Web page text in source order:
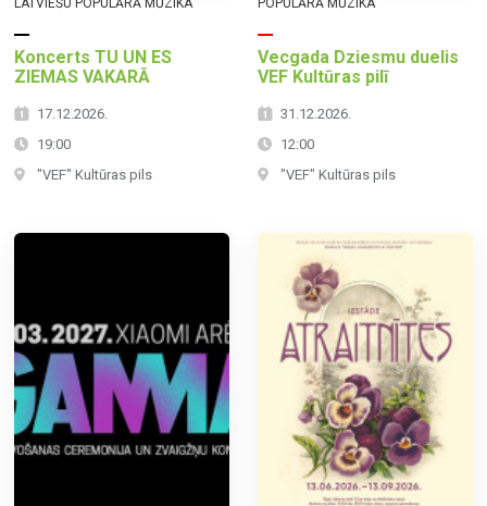
LATVIEŠU POPULĀRĀ MŪZIKA
Koncerts TU UN ES
ZIEMAS VAKARĀ
17.12.2026.
19:00
"VEF" Kultūras pils
POPULĀRĀ MŪZIKA
Vecgada Dziesmu duelis
VEF Kultūras pilī
31.12.2026.
12:00
"VEF" Kultūras pils